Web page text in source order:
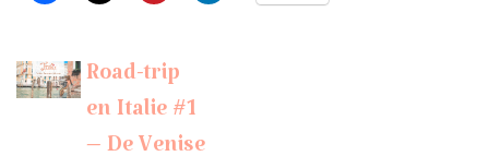
Road-trip
en Italie #1
– De Venise